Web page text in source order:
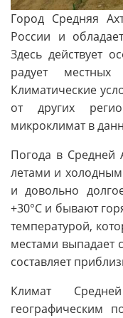
Город Средняя
России и
Здесь действует
радует
Климатические
от других
микроклимат в
Погода в Средней
летами и
и довольно
+30°C и бывают
температурой,
местами выпадает
составляет
Климат
географическим